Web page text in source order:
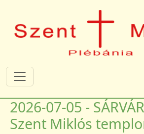
2026-07-05 -
Szent Miklós